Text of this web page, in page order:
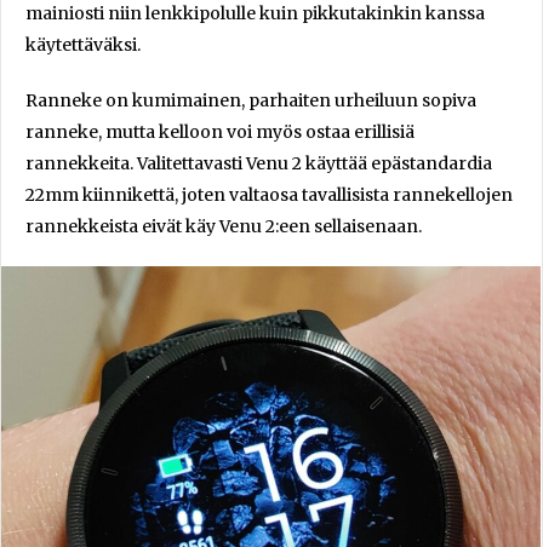
mainiosti niin lenkkipolulle kuin pikkutakinkin kanssa
käytettäväksi.
Ranneke on kumimainen, parhaiten urheiluun sopiva
ranneke, mutta kelloon voi myös ostaa erillisiä
rannekkeita. Valitettavasti Venu 2 käyttää epästandardia
22mm kiinnikettä, joten valtaosa tavallisista rannekellojen
rannekkeista eivät käy Venu 2:een sellaisenaan.